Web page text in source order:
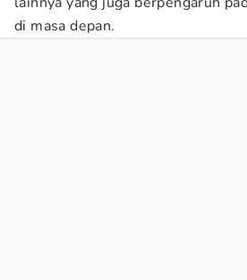
di masa depan.